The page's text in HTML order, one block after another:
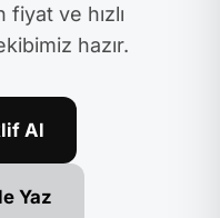
fiyat ve hızlı
hazır.
Al
Yaz